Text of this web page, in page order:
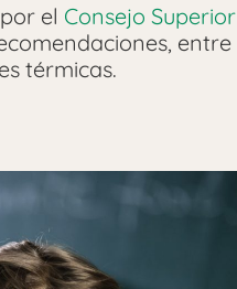
el Consejo Superior
entre
térmicas.